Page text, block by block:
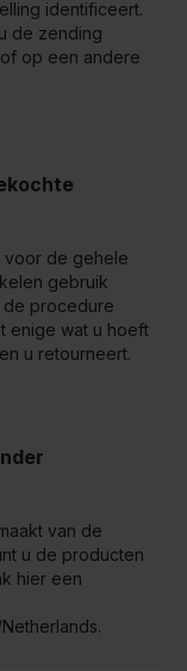
identificeert.
de zending
op een andere
voor de gehele
gebruik
de procedure
enige wat u hoeft
u retourneert.
van de
u de producten
hier een
.